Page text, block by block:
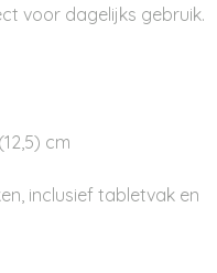
voor dagelijks gebruik.
cm
inclusief tabletvak en